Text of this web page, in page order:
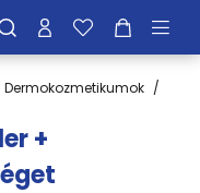
Dermokozmetikumok
+